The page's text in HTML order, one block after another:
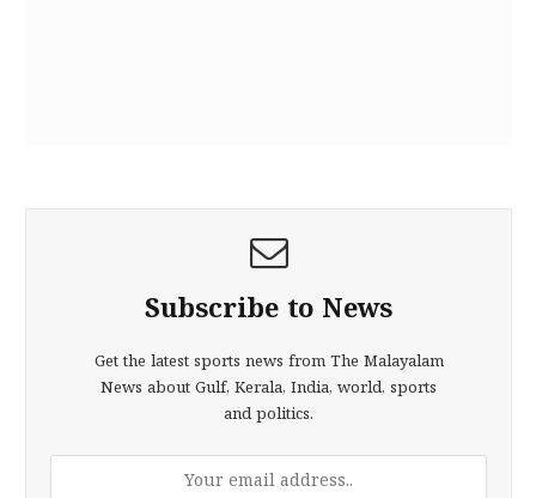
Subscribe to News
Get the latest sports news from The Malayalam
News about Gulf, Kerala, India, world, sports
and politics.